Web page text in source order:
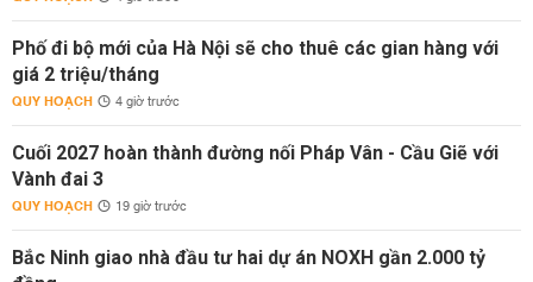
Phố đi bộ mới của Hà Nội sẽ cho thuê các gian hàng với
giá 2 triệu/tháng
QUY HOẠCH 4 giờ trước
Cuối 2027 hoàn thành đường nối Pháp Vân - Cầu Giẽ với
Vành đai 3
QUY HOẠCH 19 giờ trước
Bắc Ninh giao nhà đầu tư hai dự án NOXH gần 2.000 tỷ